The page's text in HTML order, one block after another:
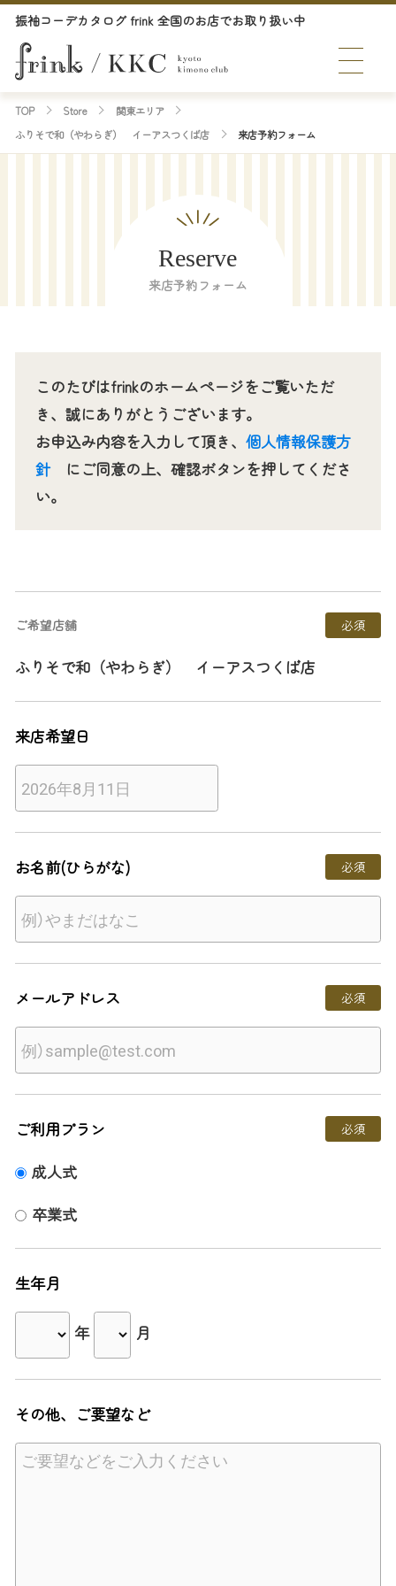
振袖コーデカタログ frink 全国のお店でお取り扱い中
TOP Store
関東エリア
ふりそで和（やわらぎ） イーアスつくば店
来店予約フォーム
Reserve
来店予約フォーム
このたびはfrinkのホームページをご覧いただ
き、誠にありがとうございます。
お申込み内容を入力して頂き、個人情報保護方
針にご同意の上、確認ボタンを押してくださ
い。
ご希望店舗 必須
ふりそで和（やわらぎ） イーアスつくば店
来店希望日
お名前(ひらがな) 必須
メールアドレス 必須
ご利用プラン 必須
成人式
卒業式
生年月
年 月
その他、ご要望など